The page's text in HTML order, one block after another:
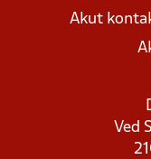
Akut
Ved